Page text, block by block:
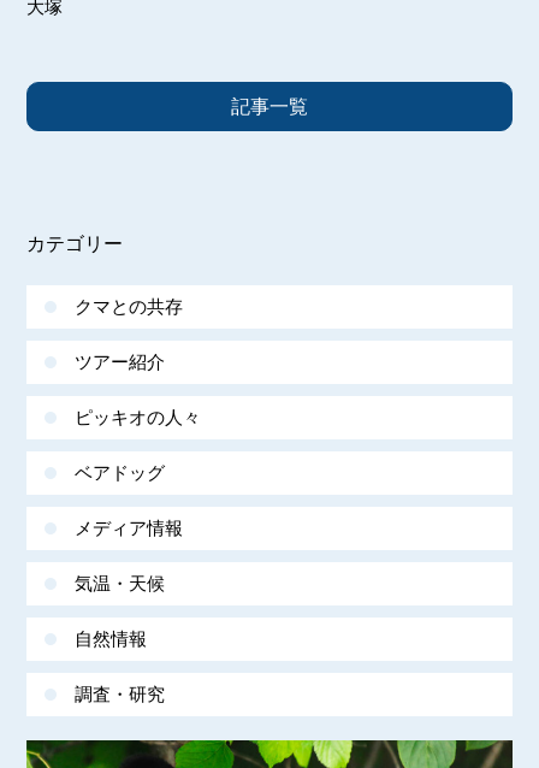
大塚
記事一覧
カテゴリー
クマとの共存
ツアー紹介
ピッキオの人々
ベアドッグ
メディア情報
気温・天候
自然情報
調査・研究